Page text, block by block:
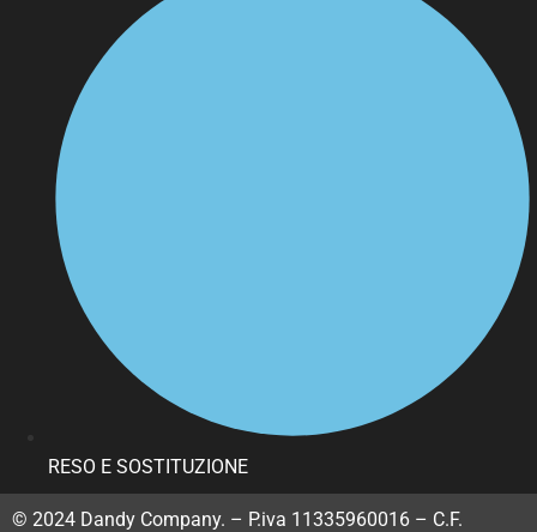
RESO E SOSTITUZIONE
© 2024 Dandy Company. – P.iva 11335960016 – C.F.